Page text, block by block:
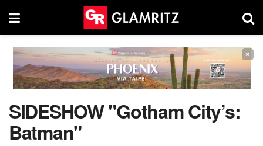
×
SIDESHOW "Gotham City’s:
Batman"